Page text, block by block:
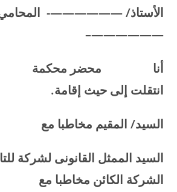
الأستاذ/ ——————- المحامي
——————–
أنا محضر محكمة
انتقلت إلى حيث إقامة.
السيد/ المقيم مخاطبا مع
السيد الممثل القانونى لشركة
الشركة الكائن مخاطبا مع